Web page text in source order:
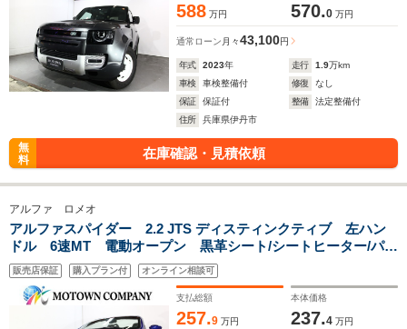
588 万円 570.0 万円
通常ローン 月々43,100円
年式 2023年 走行 1.9万km
車検
車検整備付 修復
なし
保証
保証付 整備
法定整備付
住所
兵庫県伊丹市
無
料
在庫確認・見積依頼
アルファ ロメオ
アルファスパイダー 2.2 JTS ディスティンクティブ 左ハン
ドル 6速MT 電動オープン 黒革シート/シートヒーター/パワ
ーシート カロッツェリアナビ/フルセグ/Bluetooth クルーズ
コントロール HIDヘッドライト/フォグランプ/17インチAW
販売店保証 購入プラン付 オンライン相談可
支払総額
257.9 万円
本体価格
237.4 万円